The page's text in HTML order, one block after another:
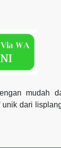
mudah
dari